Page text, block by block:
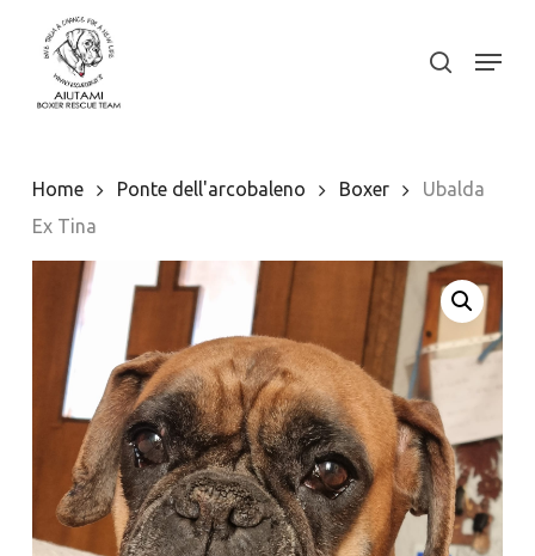
content
search
Menu
Home Ponte dell'arcobaleno Boxer
Ubalda
Ex Tina
Close